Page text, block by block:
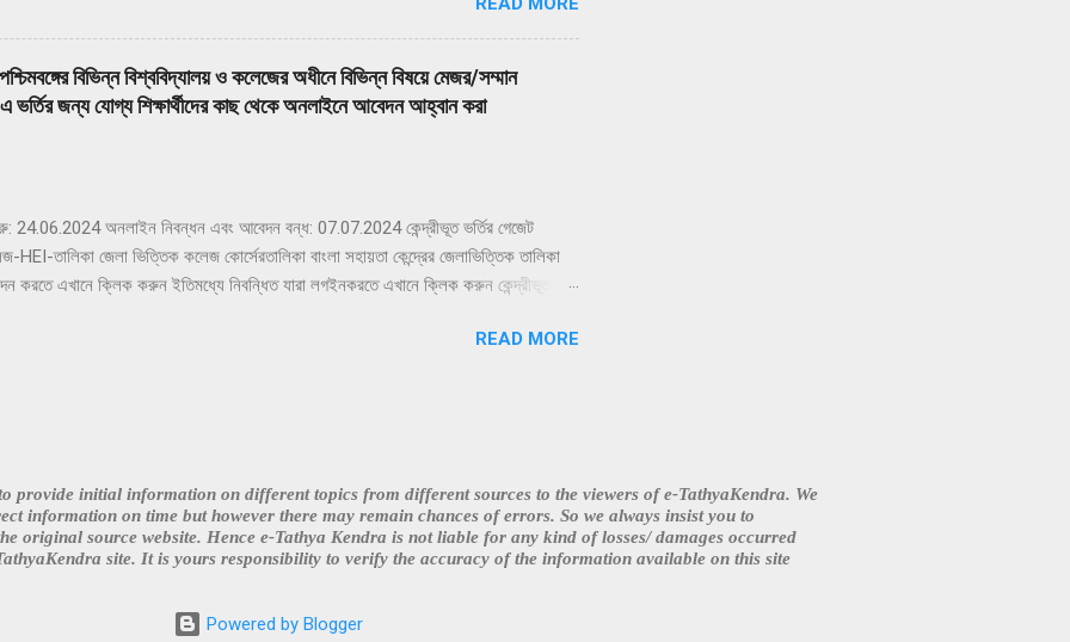
বিভিন্ন বিশ্ববিদ্যালয় ও কলেজের অধীনে বিভিন্ন বিষয়ে মেজর/সম্মান
জন্য যোগ্য শিক্ষার্থীদের কাছ থেকে অনলাইনে আবেদন আহ্বান করা
24.06.2024 অনলাইন নিবন্ধন এবং আবেদন বন্ধ: 07.07.2024 কেন্দ্রীভূত ভর্তির গেজেট
HEI-তালিকা জেলা ভিত্তিক কলেজ কোর্সেরতালিকা বাংলা সহায়তা কেন্দ্রের জেলাভিত্তিক তালিকা
করতে এখানে ক্লিক করুন ইতিমধ্যে নিবন্ধিত যারা লগইনকরতে এখানে ক্লিক করুন কেন্দ্রীভূত ভর্তি
নির্ভুলতার জন্য আমরা বা কলেজ/প্রতিষ্ঠান কোনো দায়বদ্ধ নই। ডেটা একত্রিতকরণের
READ MORE
provide initial information on different topics from different sources to the viewers of e-TathyaKendra. We
information on time but however there may remain chances of errors. So we always insist you to
original source website. Hence e-Tathya Kendra is not liable for any kind of losses/ damages occurred
site. It is yours responsibility to verify the accuracy of the information available on this site
Powered by Blogger